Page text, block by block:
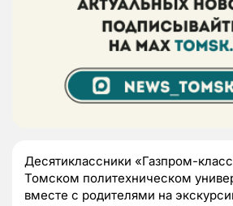
Десятиклассники «Газпром-
Томском политехническом
вместе с родителями на